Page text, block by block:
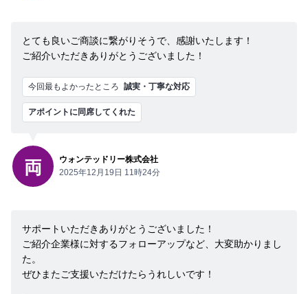
とても良いご商談に繋がりそうで、感謝いたします！
ご紹介いただきありがとうございました！
今回最もよかったところ 誠実・丁寧な対応
アポイントに同席してくれた
両
ウォンテッドリー株式会社
2025年12月19日 11時24分
サポートいただきありがとうございました！
ご紹介企業様に対するフォローアップなど、大変助かりまし
た。
ぜひまたご支援いただけたらうれしいです！